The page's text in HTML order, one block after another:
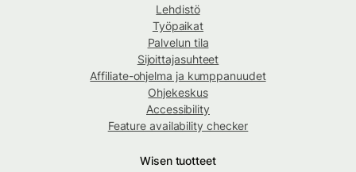
Lehdistö
Työpaikat
Palvelun tila
Sijoittajasuhteet
Affiliate-ohjelma ja kumppanuudet
Ohjekeskus
Accessibility
Feature availability checker
Wisen tuotteet